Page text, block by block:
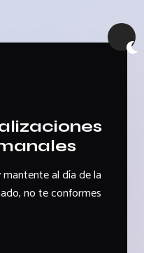
al día de la
no te conformes